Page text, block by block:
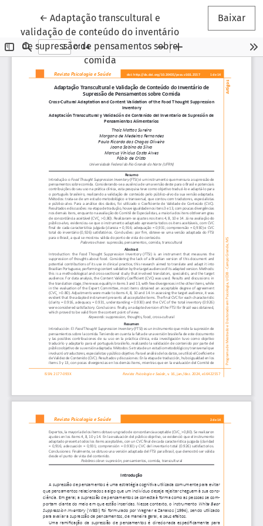
←Voltar aos Detalhes do Artigo
Adaptação transcultural e
validação de conteúdo do inventário
de supressão de pensamentos sobre
comida
Baixar